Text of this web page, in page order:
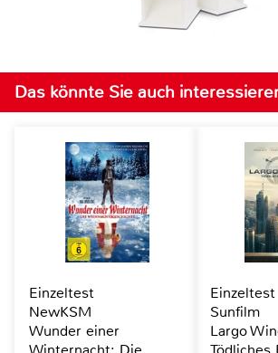
Das könnte Sie auch
Einzeltest
NewKSM
Wunder einer
Einzeltest
Sunfilm
Largo